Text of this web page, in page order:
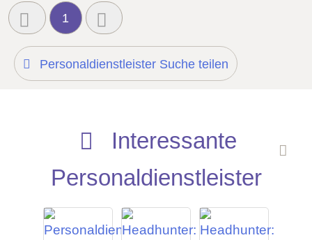
1
Personaldienstleister Suche teilen
Interessante
Personaldienstleister